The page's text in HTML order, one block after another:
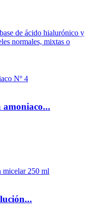
de ácido hialurónico y
normales, mixtas o